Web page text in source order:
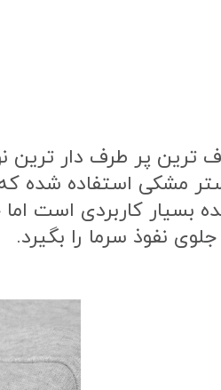
پر طرف دار ترین
مشکی استفاده شده
بسیار کاربردی
نفوذ سرما را بگیرد.